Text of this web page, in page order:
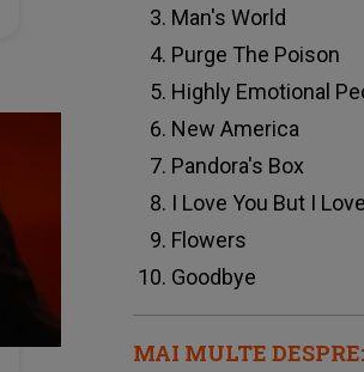
Man's World
Purge The Poison
Highly Emotional
New America
Pandora's Box
I Love You But I
Flowers
Goodbye
MAI MULTE DESPRE: